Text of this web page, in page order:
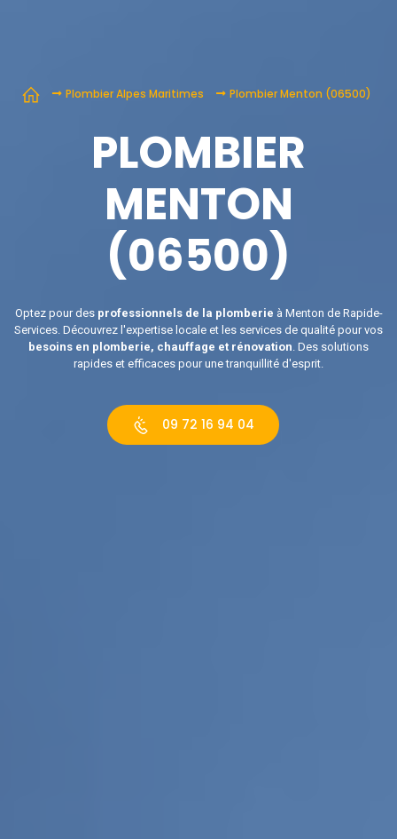
Plombier Alpes Maritimes Plombier Menton (06500)
PLOMBIER
MENTON
(06500)
Optez pour des professionnels de la plomberie à Menton de Rapide-
Services. Découvrez l'expertise locale et les services de qualité pour vos
besoins en plomberie, chauffage et rénovation. Des solutions
rapides et efficaces pour une tranquillité d'esprit.
09 72 16 94 04